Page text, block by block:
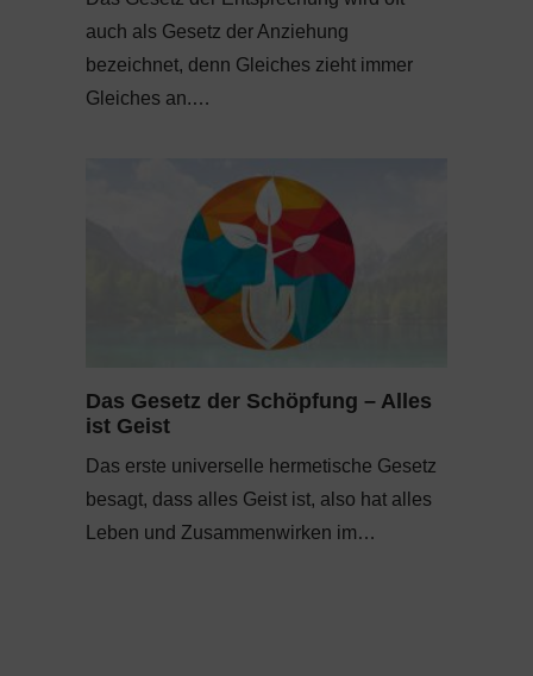
auch als Gesetz der Anziehung
bezeichnet, denn Gleiches zieht immer
Gleiches an.…
Das Gesetz der Schöpfung – Alles
ist Geist
Das erste universelle hermetische Gesetz
besagt, dass alles Geist ist, also hat alles
Leben und Zusammenwirken im…